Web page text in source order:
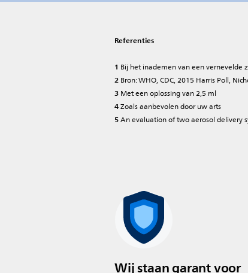
Referenties
1 Bij het inademen van een vernevelde
2Bron: WHO, CDC, 2015 Harris Poll,
3Met een oplossing van 2,5 ml
4Zoals aanbevolen door uw arts
5An evaluation of two aerosol delivery
Wij staan garant voor